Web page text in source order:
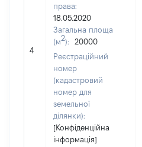
4
права:
18.05.2020
Загальна площа
(м2):
20000
Реєстраційний
номер
(кадастровий
номер для
земельної
ділянки):
[Конфіденційна
інформація]